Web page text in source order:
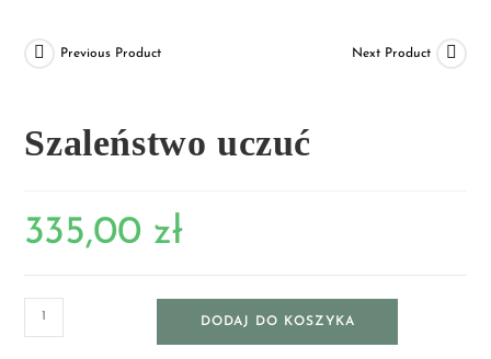
Previous Product Next Product
Szaleństwo uczuć
335,00 zł
DODAJ DO KOSZYKA